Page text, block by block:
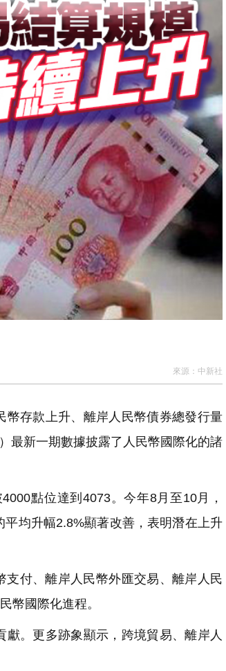
億
能妄想輕判
停3項公職委任
向現代
億
來源： 中新社
存款上升、離岸人民幣債券總發行量
新一期數據披露了人民幣國際化的諸
點位達到4073。今年8月至10月，
平均升幅2.8%顯著改善，表明潛在上升
付、離岸人民幣外匯交易、離岸人民
幣國際化進程。
。更多跡象顯示，跨境貿易、離岸人